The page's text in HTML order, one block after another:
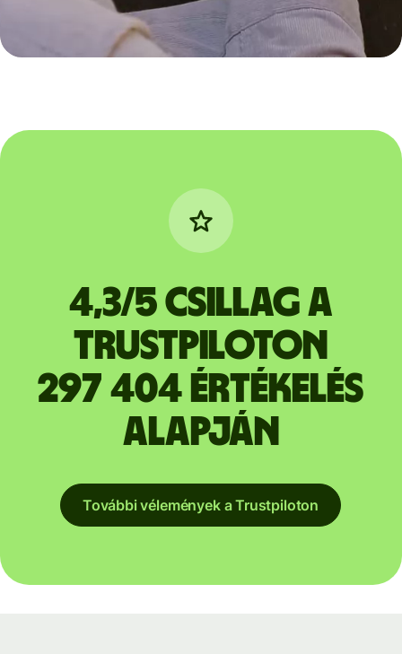
4,3/5 csillag a
Trustpiloton
297 404 értékelés
alapján
További vélemények a Trustpiloton